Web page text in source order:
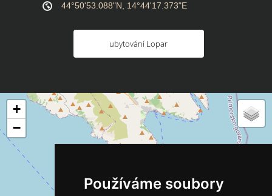
Používáme soubory
44°50'53.088"N, 14°44'17.373"E
ubytování Lopar
+
−